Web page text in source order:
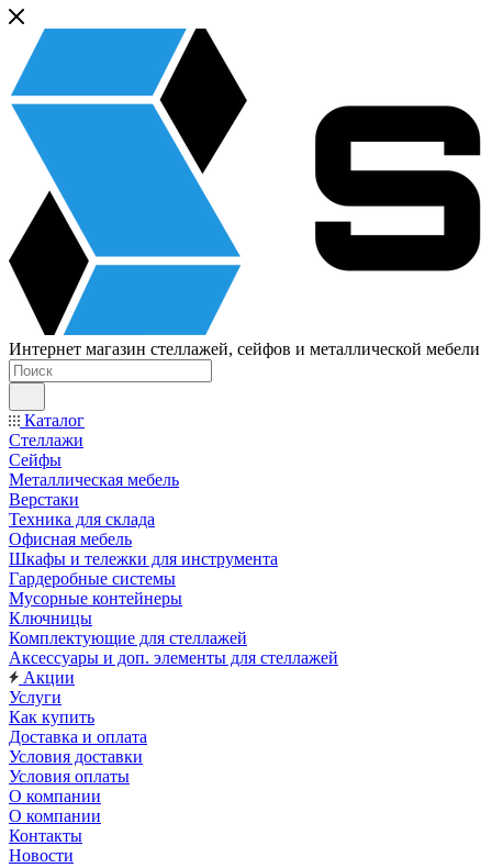
Интернет магазин стеллажей, сейфов и металлической мебели
Каталог
Стеллажи
Сейфы
Металлическая мебель
Верстаки
Техника для склада
Офисная мебель
Шкафы и тележки для инструмента
Гардеробные системы
Мусорные контейнеры
Ключницы
Комплектующие для стеллажей
Аксессуары и доп. элементы для стеллажей
Акции
Услуги
Как купить
Доставка и оплата
Условия доставки
Условия оплаты
О компании
О компании
Контакты
Новости